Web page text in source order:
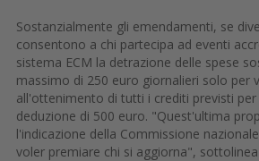
Sostanzialmente gli emendamenti, se
consentono a chi partecipa ad eventi
sistema ECM la detrazione delle spese
massimo di 250 euro giornalieri solo per
all'ottenimento di tutti i crediti previsti
deduzione di 500 euro. "Quest'ultima
l'indicazione della Commissione
voler premiare chi si aggiorna",